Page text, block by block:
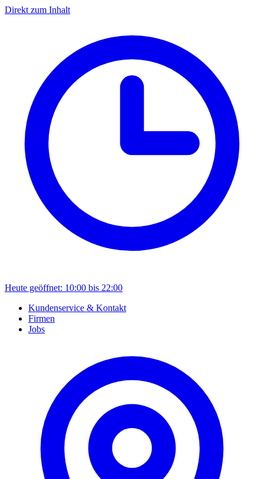
Direkt zum Inhalt
Heute geöffnet: 10:00 bis 22:00
Kundenservice & Kontakt
Firmen
Jobs